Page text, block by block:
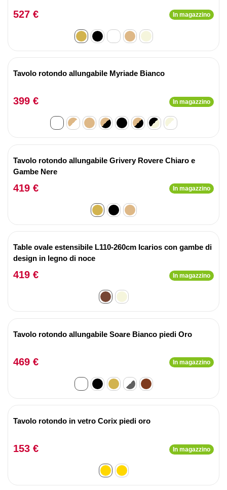
527 € In magazzino
Tavolo rotondo allungabile Myriade Bianco
399 € In magazzino
Tavolo rotondo allungabile Grivery Rovere Chiaro e
Gambe Nere
419 € In magazzino
Table ovale estensibile L110-260cm Icarios con gambe di
design in legno di noce
419 € In magazzino
Tavolo rotondo allungabile Soare Bianco piedi Oro
469 € In magazzino
Tavolo rotondo in vetro Corix piedi oro
153 € In magazzino